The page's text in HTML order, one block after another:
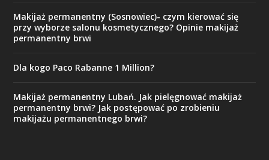
Makijaż permanentny (Sosnowiec)- czym kierować się
przy wyborze salonu kosmetycznego? Opinie makijaż
permanentny brwi
Dla kogo Paco Rabanne 1 Million?
Makijaż permanentny Lubań. Jak pielęgnować makijaż
permanentny brwi? Jak postępować po zrobieniu
makijażu permanentnego brwi?